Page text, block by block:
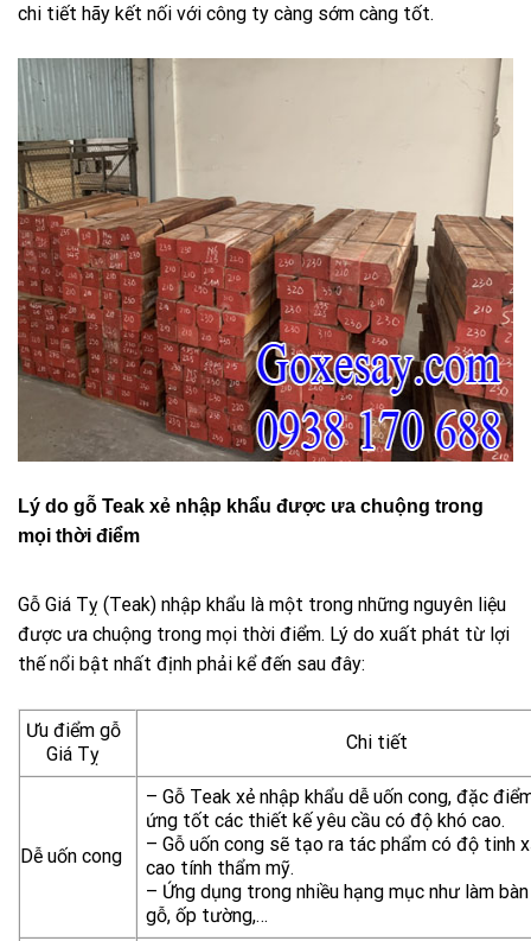
chi tiết hãy kết nối với công ty càng sớm càng tốt.
Lý do gỗ Teak xẻ nhập khẩu được ưa chuộng trong
mọi thời điểm
Gỗ Giá Tỵ (Teak) nhập khẩu là một trong những nguyên liệu
được ưa chuộng trong mọi thời điểm. Lý do xuất phát từ lợi
thế nổi bật nhất định phải kể đến sau đây:
Ưu điểm gỗ
Giá Tỵ
Chi tiết
Dễ uốn cong
– Gỗ Teak xẻ nhập khẩu dễ uốn cong, đặc
ứng tốt các thiết kế yêu cầu có độ khó cao.
– Gỗ uốn cong sẽ tạo ra tác phẩm có độ tinh
cao tính thẩm mỹ.
– Ứng dụng trong nhiều hạng mục như làm
gỗ, ốp tường,…